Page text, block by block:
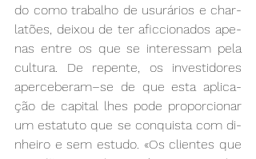
do co­mo tra­ba­lho de usu­rá­rios e char­
la­tões, dei­xou de ter afic­cio­na­dos ape­
nas en­tre os que se in­te­res­sam pe­la
cul­tu­ra. De re­pen­te, os in­ves­ti­do­res
aper­ce­be­ram­–se de que es­ta apli­ca­
ção de ca­pi­tal lhes po­de pro­por­cio­nar
um es­ta­tu­to que se con­quis­ta com di­
nhei­ro e sem es­tu­do. «Os clien­tes que